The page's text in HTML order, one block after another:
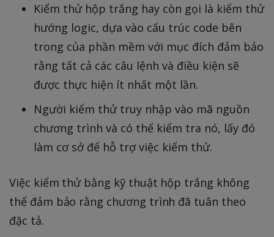
Kiểm thử hộp trắng hay còn gọi là kiểm thử
hướng logic, dựa vào cấu trúc code bên
trong của phần mềm với mục đích đảm bảo
rằng tất cả các câu lệnh và điều kiện sẽ
được thực hiện ít nhất một lần.
Người kiểm thử truy nhập vào mã nguồn
chương trình và có thể kiểm tra nó, lấy đó
làm cơ sở để hỗ trợ việc kiểm thử.
Việc kiểm thử bằng kỹ thuật hộp trắng không
thể đảm bảo rằng chương trình đã tuân theo
đặc tả.